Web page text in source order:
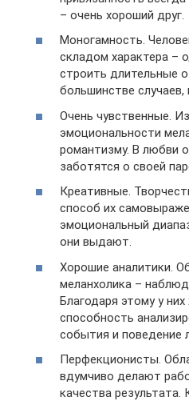
– очень хороший друг.
Моногамность.
складом характера –
строить длительные
большинстве случаев,
Очень чувственные.
эмоциональности
романтизму. В любви
заботятся о своей
Креативные.
способ их
эмоциональный
они выдают.
Хорошие аналитики.
меланхолика –
Благодаря этому у
способность
события и поведение
Перфекционисты.
вдумчиво делают
качества